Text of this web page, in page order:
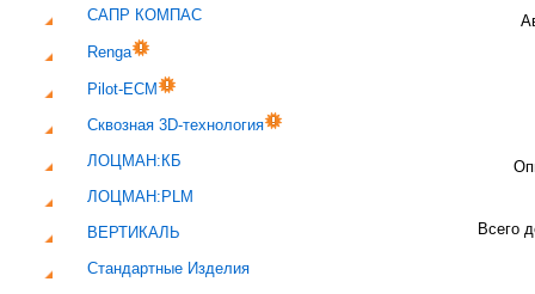
САПР КОМПАС
Renga
Pilot-ECM
Сквозная 3D-технология
ЛОЦМАН:КБ
ЛОЦМАН:PLM
ВЕРТИКАЛЬ
Стандартные Изделия
Всего